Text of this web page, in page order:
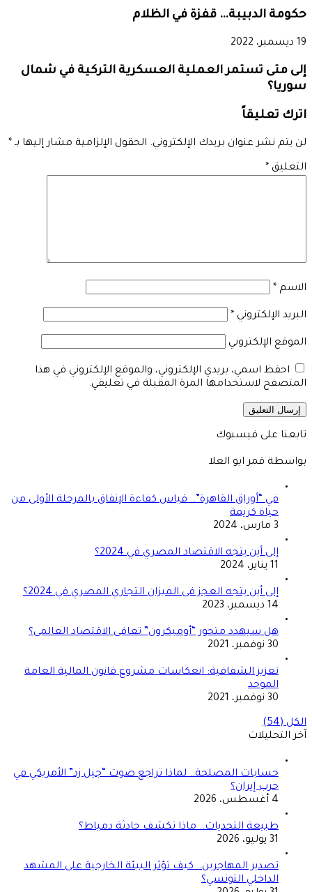
حكومة الدبيبة… قفزة في الظلام
19 ديسمبر، 2022
إلى متى تستمر العملية العسكرية التركية في شمال
سوريا؟
اترك تعليقاً
لن يتم نشر عنوان بريدك الإلكتروني. الحقول الإلزامية مشار إليها بـ *
التعليق *
الاسم *
البريد الإلكتروني *
الموقع الإلكتروني
احفظ اسمي، بريدي الإلكتروني، والموقع الإلكتروني في هذا
المتصفح لاستخدامها المرة المقبلة في تعليقي.
تابعنا على فيسبوك
بواسطة قمر ابو العلا
في “أوراق القاهرة”.. قياس كفاءة الإنفاق بالمرحلة الأولى من
حياة كريمة
3 مارس، 2024
إلى أين يتجه الاقتصاد المصري في 2024؟
11 يناير، 2024
إلى أين يتجه العجز فى الميزان التجاري المصري في 2024؟
14 ديسمبر، 2023
هل سيهدد متحور “أوميكرون” تعافى الاقتصاد العالمى؟
30 نوفمبر، 2021
تعزيز الشفافية: انعكاسات مشروع قانون المالية العامة
الموحد
30 نوفمبر، 2021
الكل (54)
آخر التحليلات
حسابات المصلحة.. لماذا تراجع صوت “جيل زد” الأمريكي في
حرب إيران؟
4 أغسطس، 2026
طبيعة التحديات.. ماذا تكشف حادثة دمياط؟
31 يوليو، 2026
تصدير المهاجرين.. كيف تؤثر البيئة الخارجية على المشهد
الداخلي التونسي؟